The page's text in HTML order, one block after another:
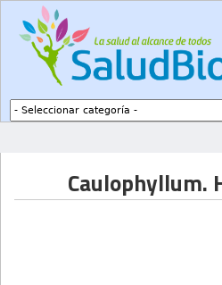
Caulophyllum.